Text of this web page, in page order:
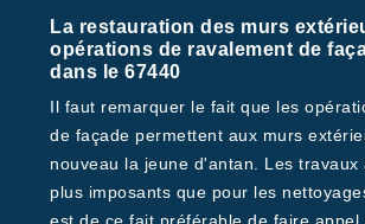
La restauration des murs
opérations de ravalement de
dans le 67440
Il faut remarquer le fait que les
de façade permettent aux murs
nouveau la jeune d'antan. Les
plus imposants que pour les